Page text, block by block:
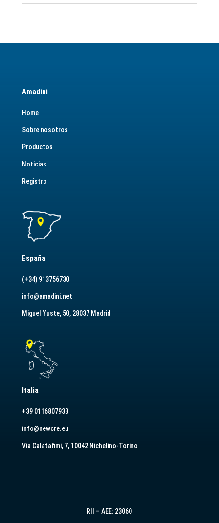
Amadini
Home
Sobre nosotros
Productos
Noticias
Registro
España
(+34) 913756730
info@amadini.net
Miguel Yuste, 50, 28037 Madrid
Italia
+39 0116807933
info@newcre.eu
Via Calatafimi, 7, 10042 Nichelino-Torino
RII – AEE: 23060